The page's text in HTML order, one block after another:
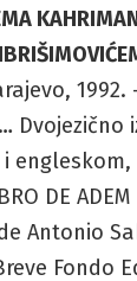
1992.
Dvojezično
engleskom,
DE
Antonio
Fondo